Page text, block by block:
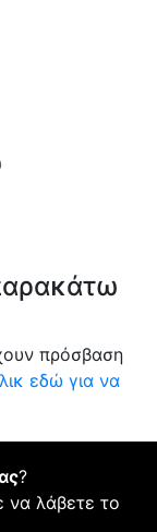
πρόσβαση
εδώ για να
?
να λάβετε το